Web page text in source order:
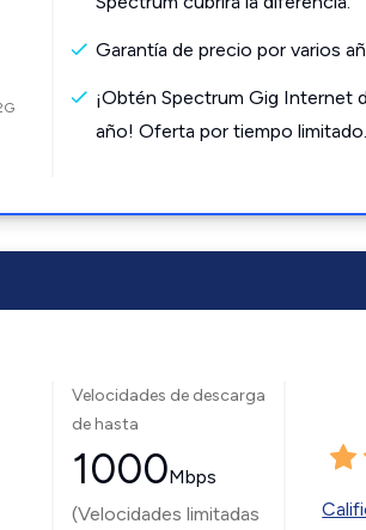
Garantía de precio por varios
¡Obtén Spectrum Gig Internet
año! Oferta por tiempo limitado.
Velocidades de descarga
de hasta
1000Mbps
(Velocidades limitadas